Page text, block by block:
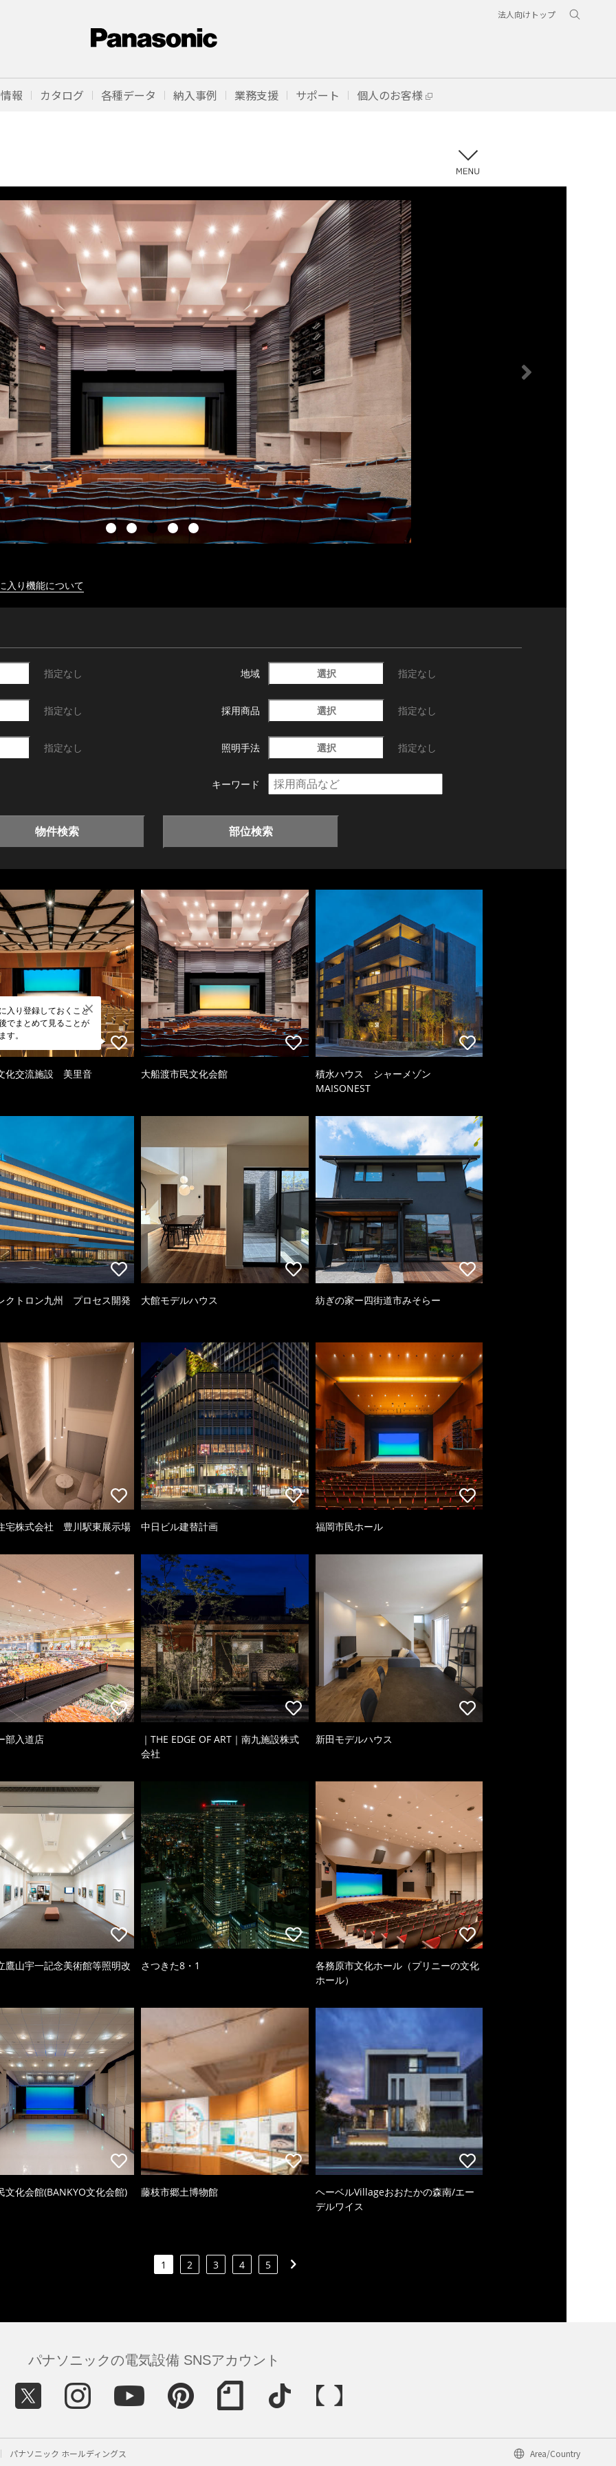
法人向けトップ
報 カタログ 各種データ 納入事例 業務支援 サポート 個人のお客様
入り機能について
指定なし 地域 選択 指定なし
指定なし 採用商品 選択 指定なし
指定なし 照明手法 選択 指定なし
キーワード
物件検索 部位検索
入り登録しておくこと
でまとめて見ることが
す。
化交流施設 美里音 大船渡市民文化会館
積水ハウス シャーメゾン
MAISONEST
クトロン九州 プロセス開発 大館モデルハウス 紡ぎの家ー四街道市みそらー
宅株式会社 豊川駅東展示場 中日ビル建替計画 福岡市民ホール
部入道店
｜THE EDGE OF ART｜南九施設株式
会社
新田モデルハウス
鷹山宇一記念美術館等照明改 さつきた8・1
各務原市文化ホール（プリニーの文化
ホール）
文化会館(BANKYO文化会館) 藤枝市郷土博物館
ヘーベルVillageおおたかの森南/エー
デルワイス
1 2 3 4 5
パナソニックの電気設備 SNSアカウント
パナソニック ホールディングス Area/Country